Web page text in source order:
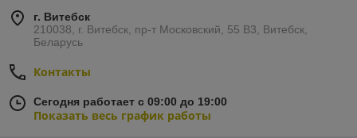
г. Витебск
210038, г. Витебск, пр-т Московский, 55 B3, Витебск,
Беларусь
Контакты
Сегодня работает с 09:00 до 19:00
Показать весь график работы